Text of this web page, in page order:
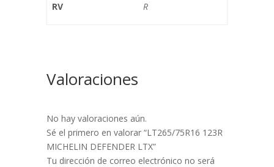
RV R
Valoraciones
No hay valoraciones aún.
Sé el primero en valorar “LT265/75R16 123R
MICHELIN DEFENDER LTX”
Tu dirección de correo electrónico no será